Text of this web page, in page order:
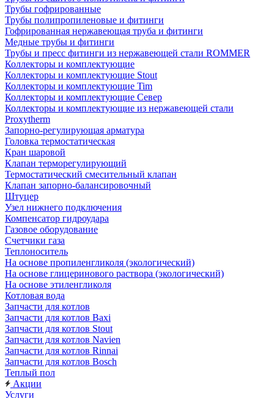
Трубы гофрированные
Трубы полипропиленовые и фитинги
Гофрированная нержавеющая труба и фитинги
Медные трубы и фитинги
Трубы и пресс фитинги из нержавеющей стали ROMMER
Коллекторы и комплектующие
Коллекторы и комплектующие Stout
Коллекторы и комплектующие Tim
Коллекторы и комплектующие Север
Коллекторы и комплектующие из нержавеющей стали
Proxytherm
Запорно-регулирующая арматура
Головка термостатическая
Кран шаровой
Клапан терморегулирующий
Термостатический смесительный клапан
Клапан запорно-балансировочный
Штуцер
Узел нижнего подключения
Компенсатор гидроудара
Газовое оборудование
Счетчики газа
Теплоноситель
На основе пропиленгликоля (экологический)
На основе глицеринового раствора (экологический)
На основе этиленгликоля
Котловая вода
Запчасти для котлов
Запчасти для котлов Baxi
Запчасти для котлов Stout
Запчасти для котлов Navien
Запчасти для котлов Rinnai
Запчасти для котлов Bosch
Теплый пол
Акции
Услуги